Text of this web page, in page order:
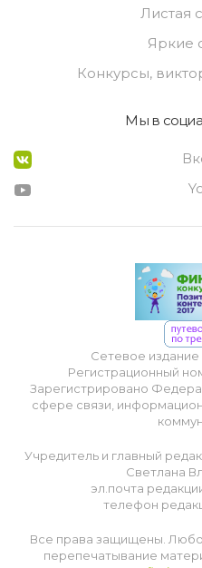
Листая
Яркие
Конкурсы,
Мы в
Сетевое издание
Регистрационный
Зарегистрировано
сфере связи,
Учредитель и главный
Светлана
эл.почта
телефон
Все права защищены.
перепечатывание